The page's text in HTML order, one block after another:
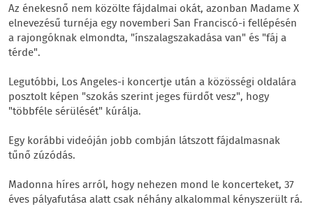
Az énekesnő nem közölte fájdalmai okát, azonban Madame X
elnevezésű turnéja egy novemberi San Franciscó-i fellépésén
a rajongóknak elmondta, "ínszalagszakadása van" és "fáj a
térde".
Legutóbbi, Los Angeles-i koncertje után a közösségi oldalára
posztolt képen "szokás szerint jeges fürdőt vesz", hogy
"többféle sérülését" kúrálja.
Egy korábbi videóján jobb combján látszott fájdalmasnak
tűnő zúzódás.
Madonna híres arról, hogy nehezen mond le koncerteket, 37
éves pályafutása alatt csak néhány alkalommal kényszerült rá.